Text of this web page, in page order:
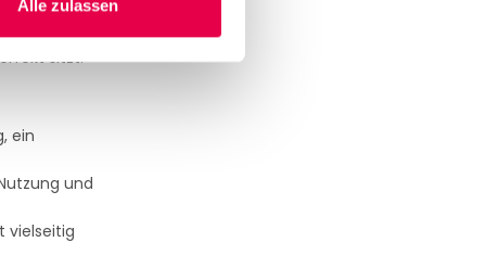
Alle zulassen
sitzt.
ein
und
vielseitig